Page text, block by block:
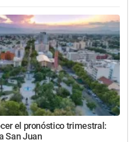
el pronóstico trimestral:
San Juan